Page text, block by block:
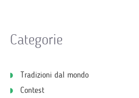
Categorie
Tradizioni dal mondo
Contest